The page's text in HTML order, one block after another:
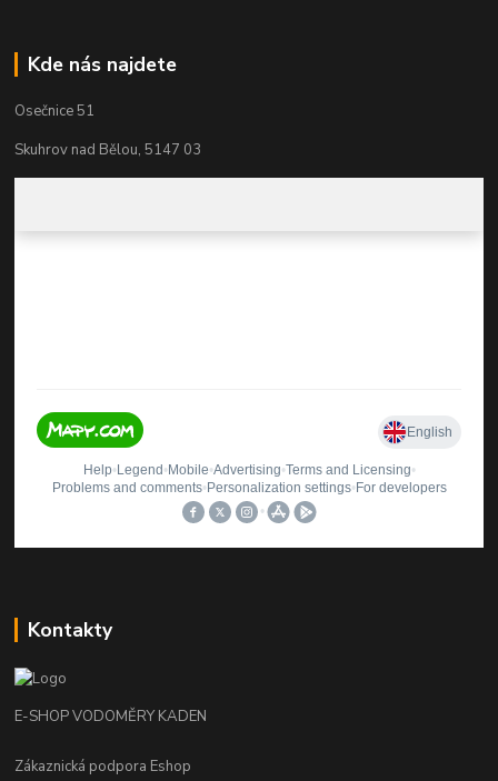
Kde nás najdete
Osečnice 51
Skuhrov nad Bělou, 5147 03
Kontakty
E-SHOP VODOMĚRY KADEN
Zákaznická podpora Eshop